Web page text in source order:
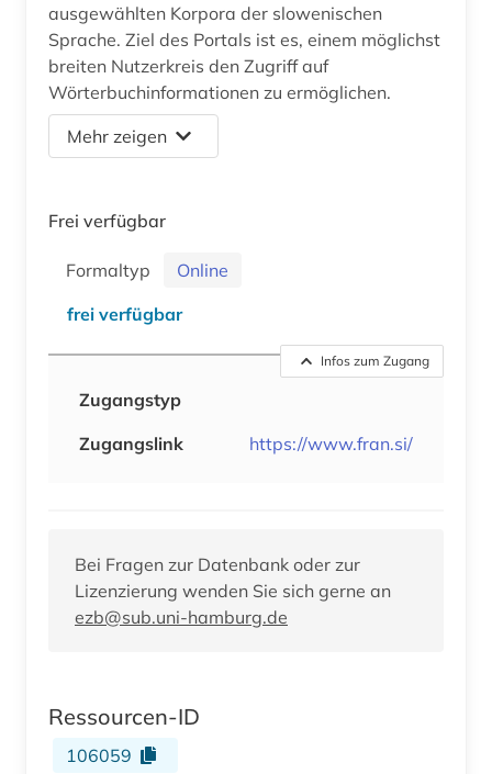
ausgewählten Korpora der slowenischen
Sprache. Ziel des Portals ist es, einem möglichst
breiten Nutzerkreis den Zugriff auf
Wörterbuchinformationen zu ermöglichen.
Mehr zeigen
Frei verfügbar
Formaltyp
Online
frei verfügbar
Infos zum Zugang
Zugangstyp
Zugangslink
https://www.fran.si/
Bei Fragen zur Datenbank oder zur
Lizenzierung wenden Sie sich gerne an
ezb@sub.uni-hamburg.de
Ressourcen-ID
106059